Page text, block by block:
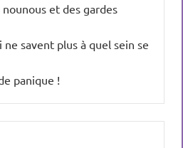
et des gardes
savent plus à quel sein se
panique !